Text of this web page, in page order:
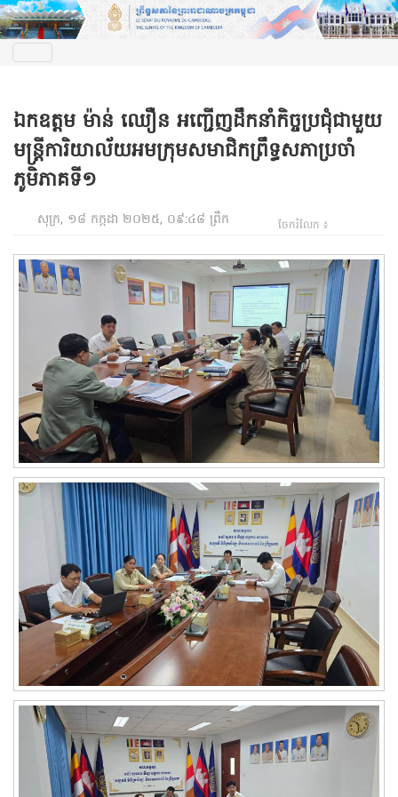
ឯកឧត្តម ម៉ាន់ ឈឿន អញ្ជើញដឹកនាំកិច្ចប្រជុំជាមួយ
មន្ត្រីការិយាល័យអមក្រុមសមាជិកព្រឹទ្ធសភាប្រចាំ
ភូមិភាគទី១
សុក្រ, ១៨ កក្កដា ២០២៥, ០៩:៤៨ ព្រឹក ចែករំលែក ៖